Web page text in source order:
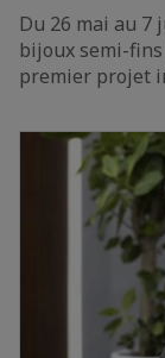
Du 26 mai au 7
bijoux semi-
premier projet